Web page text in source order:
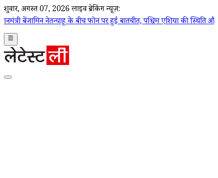
शुक्रवार, अगस्त 07, 2026 लाइव ब्रेकिंग न्यूज़:
के बीच फोन पर हुई बातचीत, पश्चिम एशिया की स्थिति और द्विपक्षीय संबंधों
☰